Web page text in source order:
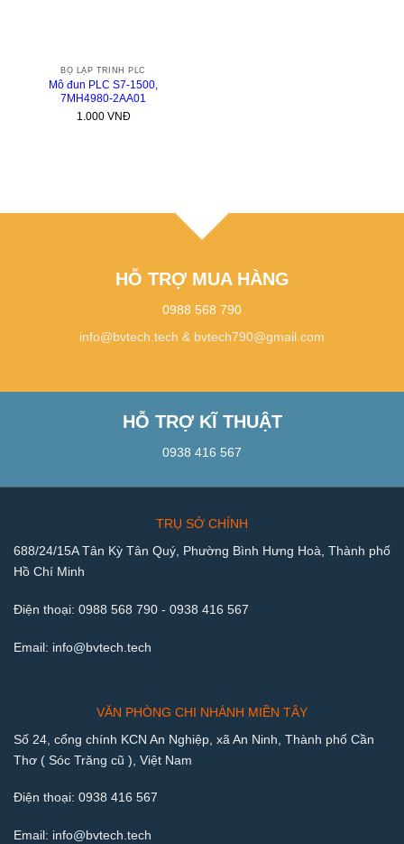
BỘ LẬP TRÌNH PLC
Mô đun PLC S7-1500,
7MH4980-2AA01
1.000VNĐ
HỖ TRỢ MUA HÀNG
0988 568 790
info@bvtech.tech & bvtech790@gmail.com
HỖ TRỢ KĨ THUẬT
0938 416 567
TRỤ SỞ CHÍNH
688/24/15A Tân Kỳ Tân Quý, Phường Bình Hưng Hoà, Thành phố
Hồ Chí Minh
Điện thoại: 0988 568 790 - 0938 416 567
Email: info@bvtech.tech
VĂN PHÒNG CHI NHÁNH MIỀN TÂY
Số 24, cổng chính KCN An Nghiệp, xã An Ninh, Thành phố Cần
Thơ ( Sóc Trăng cũ ), Việt Nam
Điện thoại: 0938 416 567
Email: info@bvtech.tech